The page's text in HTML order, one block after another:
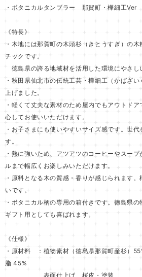
・ボタニカルタンブラー 那賀町・樺細工Ver
《特長》
・木地には那賀町の木頭杉（きとうすぎ）の
チックです。
徳島県の誇る地域材を活用した環境にやさし
・秋田県仙北市の伝統工芸・樺細工（かばざ
上げました。
・軽くて丈夫な素材のため屋内でもアウトド
心してお使いいただけます。
・お子さまにも使いやすいサイズ感です。世
す。
・熱に強いため、アツアツのコーヒーやスー
ルまで幅広くお楽しみいただけます。
・原料となる木の質感・香りが感じられます
いです。
・ボタニカル柄の専用の箱付きです。徳島県
ギフト用としても喜ばれます。
《仕様》
・原材料 ：植物素材（徳島県那賀町産杉）
脂 45%
表面仕上げ 桜皮・塗装